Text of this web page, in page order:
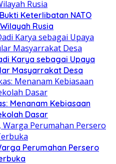
Keterlibatan NATO
Rusia
Karya sebagai Upaya
Masyarrakat Desa
Menanam Kebiasaan
Dasar
Perumahan Persero